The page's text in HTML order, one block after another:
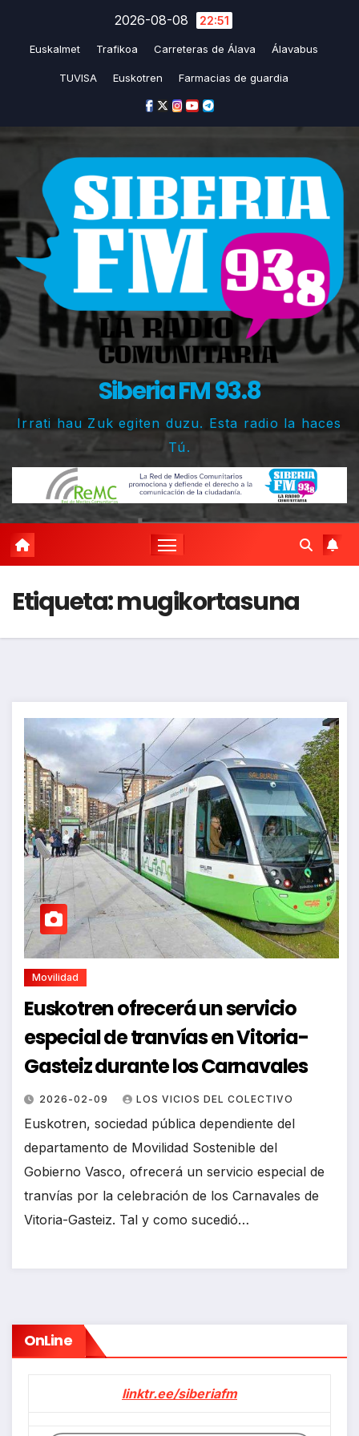
2026-08-08 22:51
Euskalmet Trafikoa Carreteras de Álava Álavabus
TUVISA Euskotren Farmacias de guardia
Siberia FM 93.8
Irrati hau Zuk egiten duzu. Esta radio la haces
Tú.
Etiqueta:mugikortasuna
Movilidad
Euskotren ofrecerá un servicio
especial de tranvías en Vitoria-
Gasteiz durante los Carnavales
2026-02-09 LOS VICIOS DEL COLECTIVO
Euskotren, sociedad pública dependiente del
departamento de Movilidad Sostenible del
Gobierno Vasco, ofrecerá un servicio especial de
tranvías por la celebración de los Carnavales de
Vitoria-Gasteiz. Tal y como sucedió…
OnLine
linktr.ee/siberiafm